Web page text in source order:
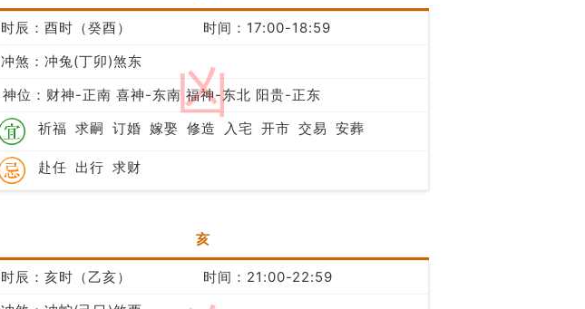
凶
时辰：酉时（癸酉）
时间：17:00-18:59
冲煞：冲兔(丁卯)煞东
神位：财神-正南 喜神-东南 福神-东北 阳贵-正东
祈福 求嗣 订婚 嫁娶 修造 入宅 开市 交易 安葬
赴任 出行 求财
亥
时辰：亥时（乙亥）
时间：21:00-22:59